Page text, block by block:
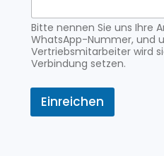
Bitte nennen Sie uns Ihre
WhatsApp-Nummer, und
Vertriebsmitarbeiter wird
Verbindung setzen.
Einreichen